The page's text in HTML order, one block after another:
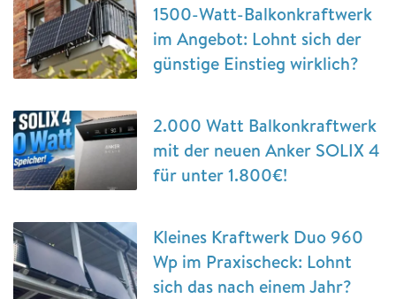
1500-Watt-Balkonkraftwerk
im Angebot: Lohnt sich der
günstige Einstieg wirklich?
2.000 Watt Balkonkraftwerk
mit der neuen Anker SOLIX 4
für unter 1.800€!
Kleines Kraftwerk Duo 960
Wp im Praxischeck: Lohnt
sich das nach einem Jahr?